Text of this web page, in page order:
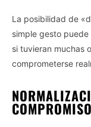
La posibilidad de
simple gesto
si tuvieran muchas
comprometerse